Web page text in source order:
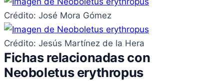
Crédito: José Mora Gómez
Crédito: Jesús Martínez de la Hera
Fichas relacionadas con
Neoboletus erythropus